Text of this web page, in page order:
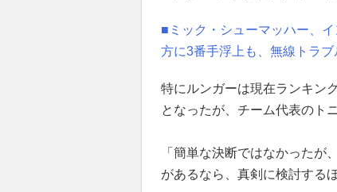
■ミック・シューマッハー、
方に3番手浮上も、無線トラ
特にルンガーは現在ランキン
となったが、チーム代表のト
「簡単な決断ではなかったが
があるなら、真剣に検討する